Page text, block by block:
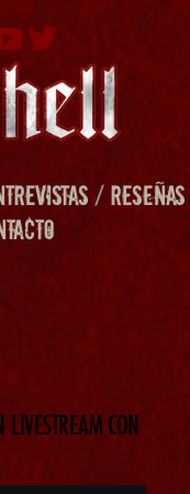
/RESEÑAS
CON